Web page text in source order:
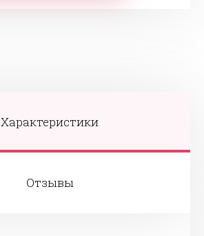
Характеристики
Отзывы